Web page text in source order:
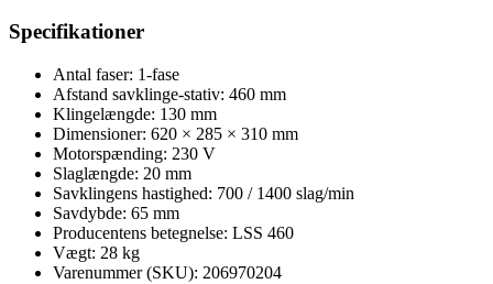
Specifikationer
Antal faser: 1-fase
Afstand savklinge-stativ: 460 mm
Klingelængde: 130 mm
Dimensioner: 620 × 285 × 310 mm
Motorspænding: 230 V
Slaglængde: 20 mm
Savklingens hastighed: 700 / 1400 slag/min
Savdybde: 65 mm
Producentens betegnelse: LSS 460
Vægt: 28 kg
Varenummer (SKU): 206970204